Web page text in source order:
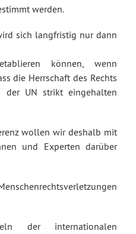
werden.
sich langfristig nur dann
können, wenn
die Herrschaft des Rechts
der UN strikt eingehalten
wollen wir deshalb mit
und Experten darüber
der internationalen